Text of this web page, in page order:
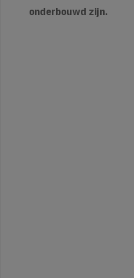
onderbouwd zijn.